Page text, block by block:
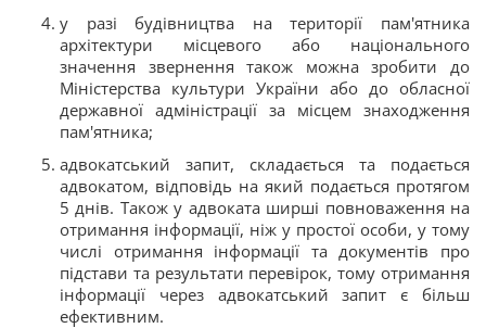
у разі будівництва на території пам'ятника
архітектури місцевого або національного
значення звернення також можна зробити до
Міністерства культури України або до обласної
державної адміністрації за місцем знаходження
пам'ятника;
адвокатський запит, складається та подається
адвокатом, відповідь на який подається протягом
5 днів. Також у адвоката ширші повноваження на
отримання інформації, ніж у простої особи, у тому
числі отримання інформації та документів про
підстави та результати перевірок, тому отримання
інформації через адвокатський запит є більш
ефективним.